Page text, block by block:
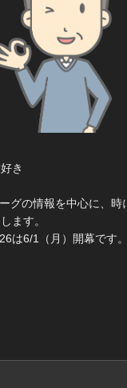
き
グの情報を中心に、時
ます。
は6/1（月）開幕です。